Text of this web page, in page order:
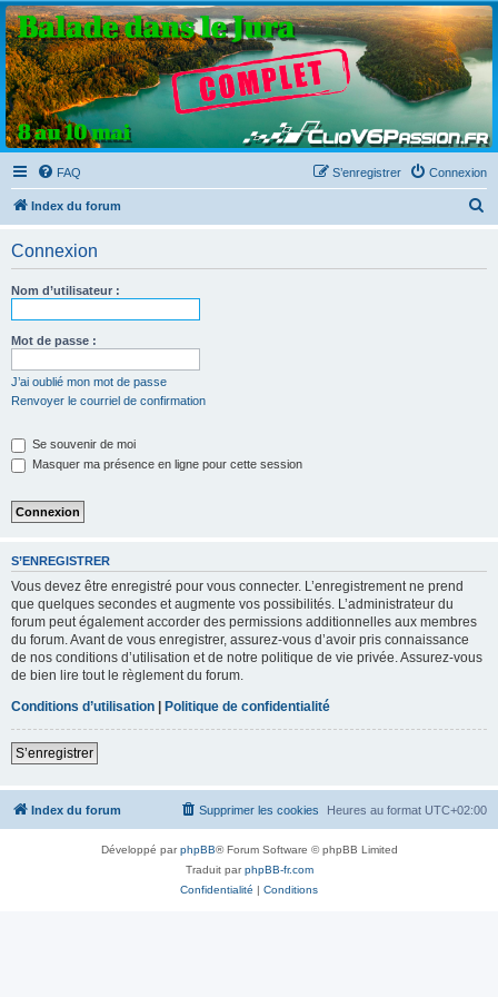
Clio V6 Passion
Le site français des passionnés de Clio V6
FAQ Connexion
S’enregistrer
Index du forum
Connexion
Nom d’utilisateur :
Mot de passe :
J’ai oublié mon mot de passe
Renvoyer le courriel de confirmation
Se souvenir de moi
Masquer ma présence en ligne pour cette session
S’ENREGISTRER
Vous devez être enregistré pour vous connecter. L’enregistrement ne prend
que quelques secondes et augmente vos possibilités. L’administrateur du
forum peut également accorder des permissions additionnelles aux membres
du forum. Avant de vous enregistrer, assurez-vous d’avoir pris connaissance
de nos conditions d’utilisation et de notre politique de vie privée. Assurez-vous
de bien lire tout le règlement du forum.
Conditions d’utilisation
Politique de confidentialité
S’enregistrer
Index du forum Heures au format UTC+02:00
Supprimer les cookies
Développé parphpBB® Forum Software © phpBB Limited
Traduit parphpBB-fr.com
Confidentialité | Conditions